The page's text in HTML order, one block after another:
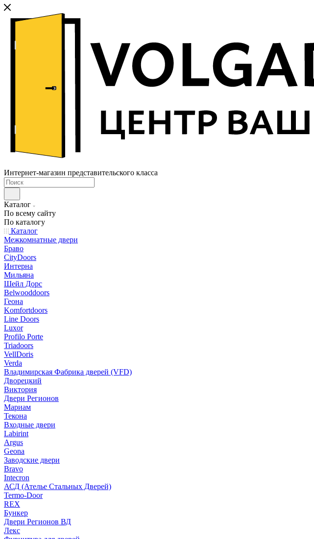
Интернет-магазин представительского класса
Каталог
По всему сайту
По каталогу
Каталог
Межкомнатные двери
Браво
CityDoors
Интерна
Мильяна
Шейл Дорс
Belwooddoors
Геона
Komfortdoors
Line Doors
Luxor
Profilo Porte
Triadoors
VellDoris
Verda
Владимирская Фабрика дверей (VFD)
Дворецкий
Виктория
Двери Регионов
Мариам
Текона
Входные двери
Labirint
Argus
Geona
Заводские двери
Bravo
Intecron
АСД (Ателье Стальных Дверей)
Termo-Door
REX
Бункер
Двери Регионов ВД
Лекс